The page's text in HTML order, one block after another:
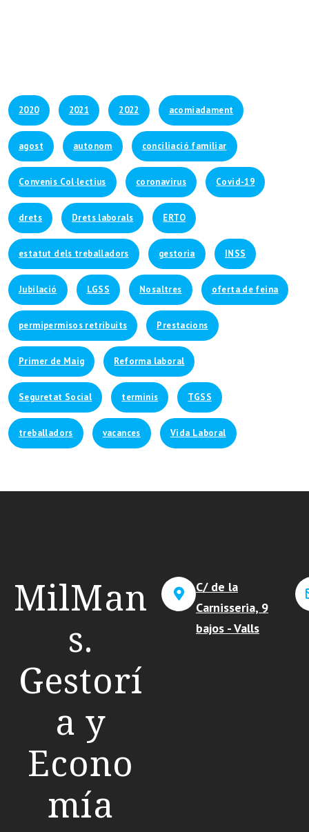
2020 2021 2022 acomiadament
agost autonom conciliació familiar
Convenis Col·lectius coronavirus Covid-19
drets Drets laborals ERTO
estatut dels treballadors gestoria INSS
Jubilació LGSS Nosaltres oferta de feina
permipermisos retribuits Prestacions
Primer de Maig Reforma laboral
Seguretat Social terminis TGSS
treballadors vacances Vida Laboral
MilMan
s.
Gestorí
a y
Econo
mía
C/ de la
Carnisseria, 9
bajos - Valls